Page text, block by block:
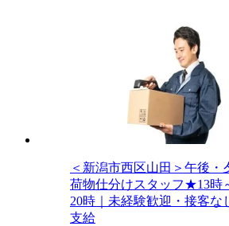
＜新潟市西区山田＞午後・
荷物仕分けスタッフ★13時
20時｜未経験歓迎・接客な
支給